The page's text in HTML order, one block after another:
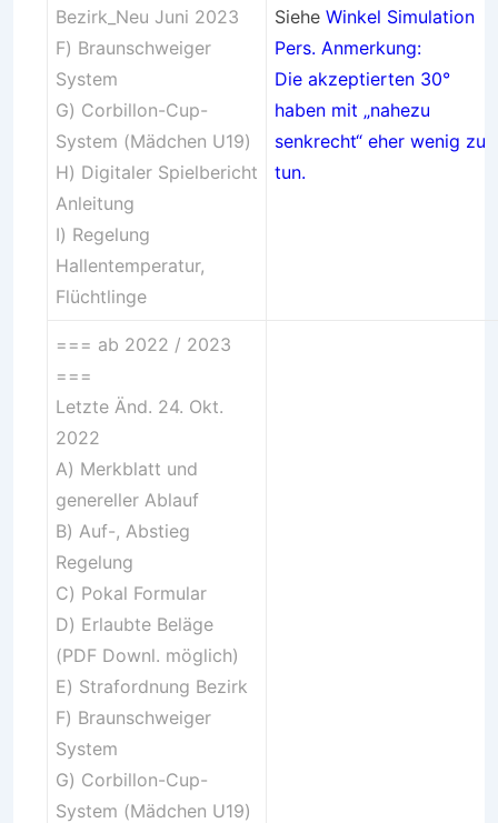
Bezirk_Neu Juni 2023
F) Braunschweiger
System
G) Corbillon-Cup-
System (Mädchen U19)
H) Digitaler Spielbericht
Anleitung
I) Regelung
Hallentemperatur,
Flüchtlinge
Siehe Winkel Simulation
Pers. Anmerkung:
Die akzeptierten 30°
haben mit „nahezu
senkrecht“ eher wenig zu
tun.
=== ab 2022 / 2023
===
Letzte Änd. 24. Okt.
2022
A) Merkblatt und
genereller Ablauf
B) Auf-, Abstieg
Regelung
C) Pokal Formular
D) Erlaubte Beläge
(PDF Downl. möglich)
E) Strafordnung Bezirk
F) Braunschweiger
System
G) Corbillon-Cup-
System (Mädchen U19)